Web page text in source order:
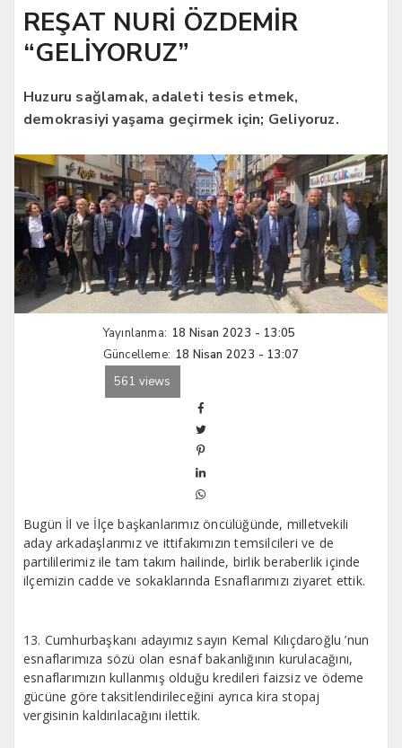
REŞAT NURİ ÖZDEMİR
“GELİYORUZ”
Huzuru sağlamak, adaleti tesis etmek,
demokrasiyi yaşama geçirmek için; Geliyoruz.
Yayınlanma: 18 Nisan 2023 - 13:05
Güncelleme: 18 Nisan 2023 - 13:07
561 views
Bugün İl ve İlçe başkanlarımız öncülüğünde, milletvekili
aday arkadaşlarımız ve ittifakımızın temsilcileri ve de
partililerimiz ile tam takım hailinde, birlik beraberlik içinde
ilçemizin cadde ve sokaklarında Esnaflarımızı ziyaret ettik.
13. Cumhurbaşkanı adayımız sayın Kemal Kılıçdaroğlu ’nun
esnaflarımıza sözü olan esnaf bakanlığının kurulacağını,
esnaflarımızın kullanmış olduğu kredileri faizsiz ve ödeme
gücüne göre taksitlendirileceğini ayrıca kira stopaj
vergisinin kaldırılacağını ilettik.